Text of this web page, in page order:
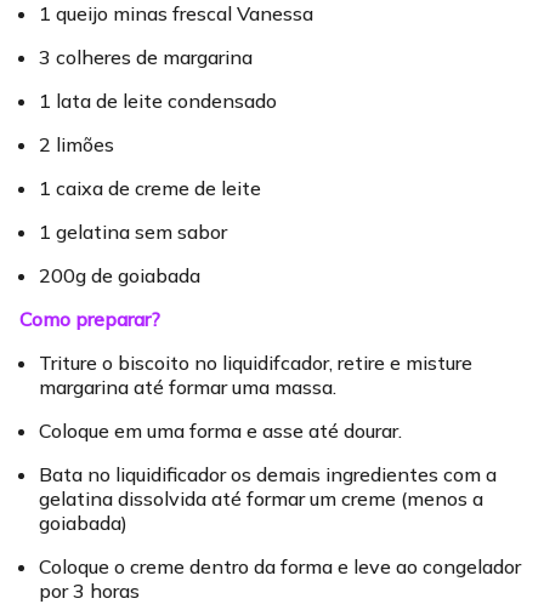
1 queijo minas frescal Vanessa
3 colheres de margarina
1 lata de leite condensado
2 limões
1 caixa de creme de leite
1 gelatina sem sabor
200g de goiabada
Como preparar?
Triture o biscoito no liquidifcador, retire e misture
margarina até formar uma massa.
Coloque em uma forma e asse até dourar.
Bata no liquidificador os demais ingredientes com a
gelatina dissolvida até formar um creme (menos a
goiabada)
Coloque o creme dentro da forma e leve ao congelador
por 3 horas